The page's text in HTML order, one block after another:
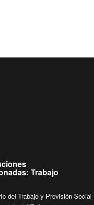
Trabajo
del Trabajo y Previsión Social